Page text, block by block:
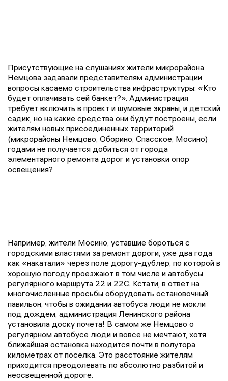
Присутствующие на слушаниях жители микрорайона
Немцова задавали представителям администрации
вопросы касаемо строительства инфраструктуры: «Кто
будет оплачивать сей банкет?». Администрация
требует включить в проект и шумовые экраны, и детский
садик, но на какие средства они будут построены, если
жителям новых присоединенных территорий
(микрорайоны Немцово, Оборино, Спасское, Мосино)
годами не получается добиться от города
элементарного ремонта дорог и установки опор
освещения?
Например, жители Мосино, уставшие бороться с
городскими властями за ремонт дороги, уже два года
как «накатали» через поле дорогу-дублер, по которой в
хорошую погоду проезжают в том числе и автобусы
регулярного маршрута 22 и 22С. Кстати, в ответ на
многочисленные просьбы оборудовать остановочный
павильон, чтобы в ожидании автобуса люди не мокли
под дождем, администрация Ленинского района
установила доску почета! В самом же Немцово о
регулярном автобусе люди и вовсе не мечтают, хотя
ближайшая остановка находится почти в полутора
километрах от поселка. Это расстояние жителям
приходится преодолевать по абсолютно разбитой и
неосвещенной дороге.